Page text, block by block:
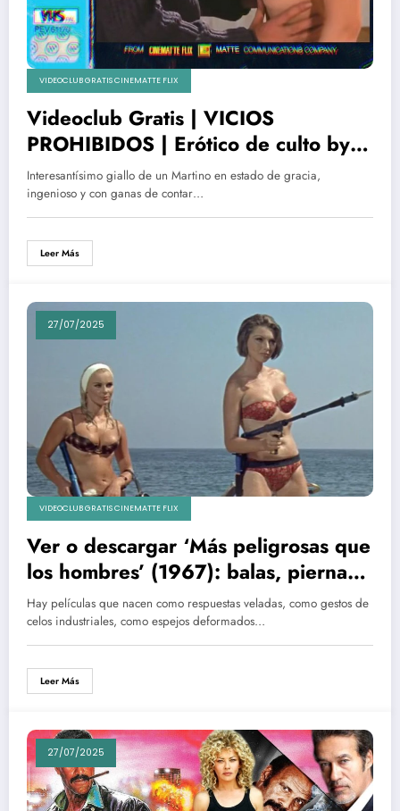
VIDEOCLUB GRATIS CINEMATTE FLIX
Videoclub Gratis | VICIOS
PROHIBIDOS | Erótico de culto by
Cinematte Flix
Interesantísimo giallo de un Martino en estado de gracia,
ingenioso y con ganas de contar…
Leer Más
27/07/2025
VIDEOCLUB GRATIS CINEMATTE FLIX
Ver o descargar ‘Más peligrosas que
los hombres’ (1967): balas, piernas
largas y el ocaso del caballero
británico
Hay películas que nacen como respuestas veladas, como gestos de
celos industriales, como espejos deformados…
Leer Más
27/07/2025